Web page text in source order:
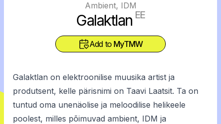
Ambient, IDM
Galaktlan EE
Add to MyTMW
Galaktlan on elektroonilise muusika artist ja
produtsent, kelle pärisnimi on Taavi Laatsit. Ta on
tuntud oma unenäolise ja meloodilise helikeele
poolest, milles põimuvad ambient, IDM ja